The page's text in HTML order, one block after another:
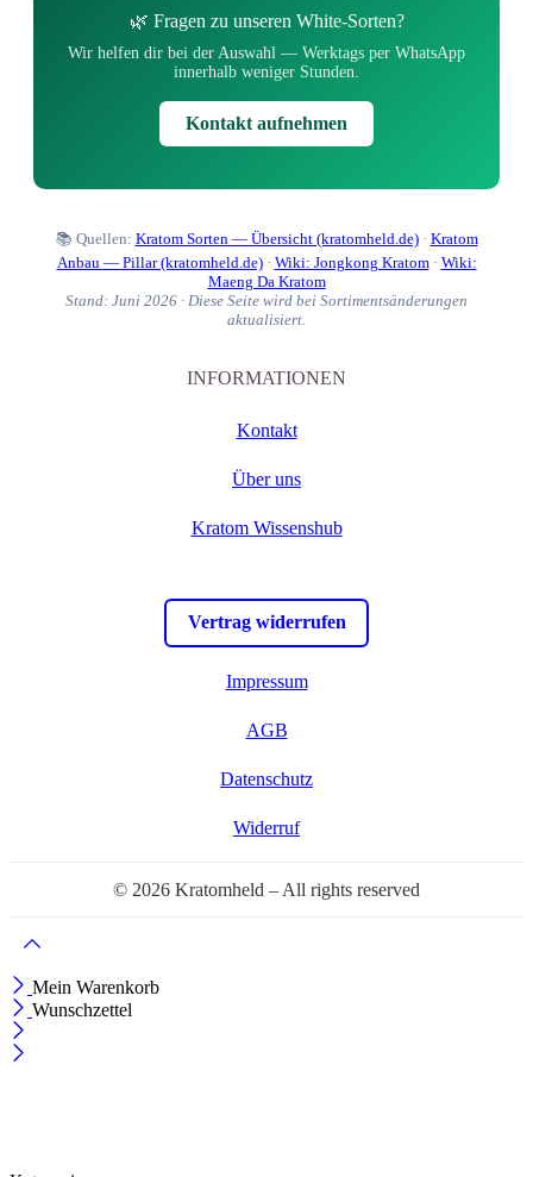
🌿 Fragen zu unseren White-Sorten?
Wir helfen dir bei der Auswahl — Werktags per WhatsApp
innerhalb weniger Stunden.
Kontakt aufnehmen
📚 Quellen: Kratom Sorten — Übersicht (kratomheld.de)· Kratom
Anbau — Pillar (kratomheld.de)· Wiki: Jongkong Kratom· Wiki:
Maeng Da Kratom
Stand: Juni 2026 · Diese Seite wird bei Sortimentsänderungen
aktualisiert.
INFORMATIONEN
Kontakt
Über uns
Kratom Wissenshub
Vertrag widerrufen
Impressum
AGB
Datenschutz
Widerruf
© 2026 Kratomheld – All rights reserved
Mein Warenkorb
Wunschzettel